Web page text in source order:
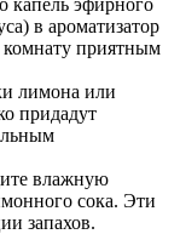
в ароматизатор
комнату приятным
лимона или
придадут
влажную
сока. Эти
запахов.